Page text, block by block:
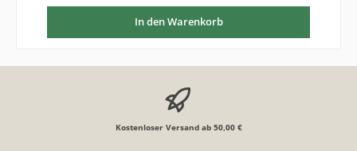
In den Warenkorb
Kostenloser Versand ab 50,00 €